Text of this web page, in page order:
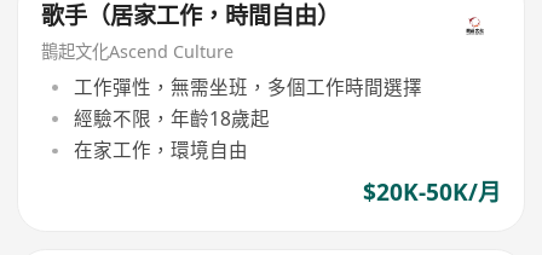
歌手（居家工作，時間自由）
鵲起文化Ascend Culture
工作彈性，無需坐班，多個工作時間選擇
經驗不限，年齡18歲起
在家工作，環境自由
$20K-50K/月